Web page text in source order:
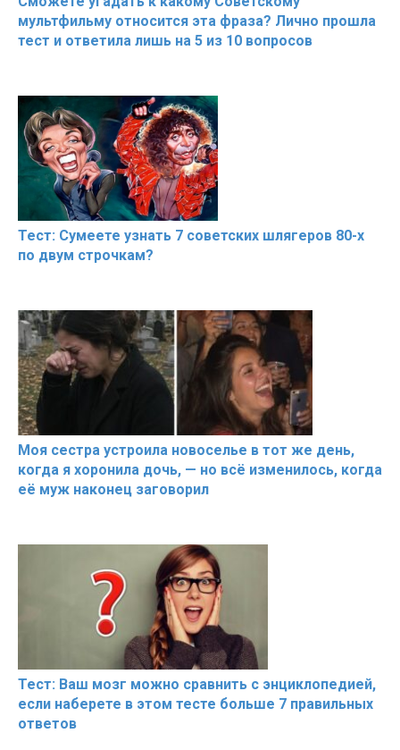
мультфильму относится эта фраза? Лично прошла
тест и ответила лишь на 5 из 10 вопросов
Тест: Сумеете узнать 7 советских шлягеров 80-х
по двум строчкам?
Моя сестра устроила новоселье в тот же день,
когда я хоронила дочь, — но всё изменилось, когда
её муж наконец заговорил
Тест: Ваш мозг можно сравнить с энциклопедией,
если наберете в этом тесте больше 7 правильных
ответов